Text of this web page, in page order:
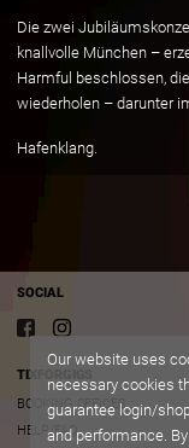
Die zwei
knallvolle München –
Harmful beschlossen,
wiederholen – darunter
Hafenklang.
SOCIAL
TIXFORGIGS
BOOKING OFFICES
HELP/FAQ
Our website uses
necessary cookies
guarantee login/
and performance.